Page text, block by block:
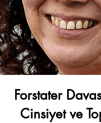
Forstater
Cinsiyet ve